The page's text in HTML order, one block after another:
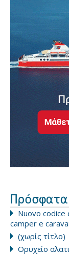
Nuovo codice
camper e
(χωρίς τίτλο)
Ορυχείο